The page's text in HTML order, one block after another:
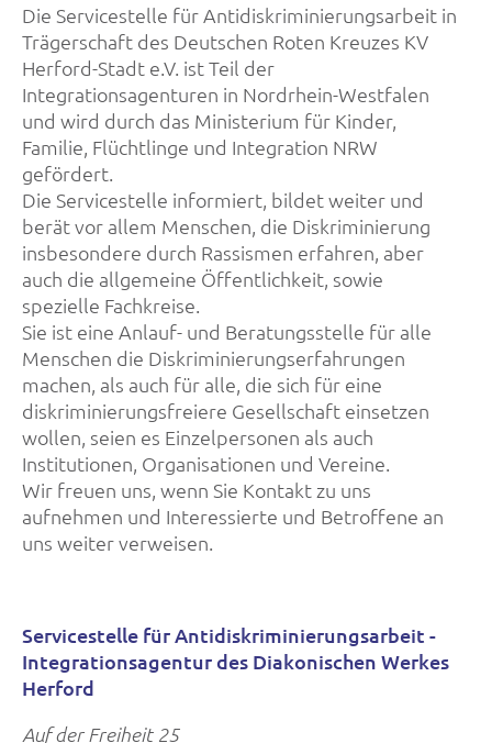
Die Servicestelle für Antidiskriminierungsarbeit in
Trägerschaft des Deutschen Roten Kreuzes KV
Herford-Stadt e.V. ist Teil der
Integrationsagenturen in Nordrhein-Westfalen
und wird durch das Ministerium für Kinder,
Familie, Flüchtlinge und Integration NRW
gefördert.
Die Servicestelle informiert, bildet weiter und
berät vor allem Menschen, die Diskriminierung
insbesondere durch Rassismen erfahren, aber
auch die allgemeine Öffentlichkeit, sowie
spezielle Fachkreise.
Sie ist eine Anlauf- und Beratungsstelle für alle
Menschen die Diskriminierungserfahrungen
machen, als auch für alle, die sich für eine
diskriminierungsfreiere Gesellschaft einsetzen
wollen, seien es Einzelpersonen als auch
Institutionen, Organisationen und Vereine.
Wir freuen uns, wenn Sie Kontakt zu uns
aufnehmen und Interessierte und Betroffene an
uns weiter verweisen.
Servicestelle für Antidiskriminierungsarbeit -
Integrationsagentur des Diakonischen Werkes
Herford
Auf der Freiheit 25